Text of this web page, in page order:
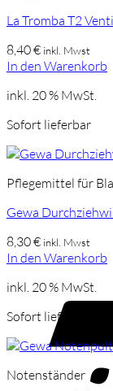
La Tromba T2
8,40€ inkl. Mwst
In den Warenkorb
inkl. 20 % MwSt.
Sofort lieferbar
Pflegemittel für
Gewa
8,30€ inkl. Mwst
In den Warenkorb
inkl. 20 % MwSt.
Sofort lieferbar
Notenständer